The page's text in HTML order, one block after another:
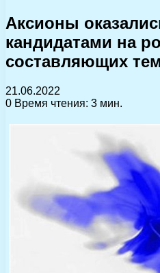
Аксионы
кандидатами на
составляющих
21.06.2022
0 Время чтения: 3 мин.